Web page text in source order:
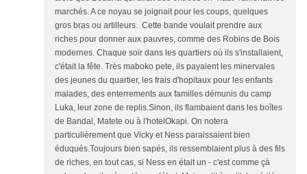
marchés. A ce noyau se joignait pour les coups, quelques
gros bras ou artilleurs. Cette bande voulait prendre aux
riches pour donner aux pauvres, comme des Robins de Bois
modernes. Chaque soir dans les quartiers où ils s'installaient,
c'était la fête. Très maboko pete, ils payaient les minervales
des jeunes du quartier, les frais d'hopitaux pour les enfants
malades, des enterrements aux familles démunis du camp
Luka, leur zone de replis.Sinon, ils flambaient dans les boîtes
de Bandal, Matete ou à l'hotelOkapi. On notera
particulièrement que Vicky et Ness paraissaient bien
éduqués.Toujours bien sapés, ils ressemblaient plus à des fils
de riches, en tout cas, si Ness en était un - c'est comme çà